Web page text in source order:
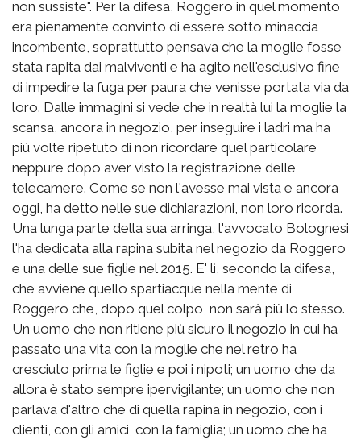
non sussiste". Per la difesa, Roggero in quel momento
era pienamente convinto di essere sotto minaccia
incombente, soprattutto pensava che la moglie fosse
stata rapita dai malviventi e ha agito nell'esclusivo fine
di impedire la fuga per paura che venisse portata via da
loro. Dalle immagini si vede che in realtà lui la moglie la
scansa, ancora in negozio, per inseguire i ladri ma ha
più volte ripetuto di non ricordare quel particolare
neppure dopo aver visto la registrazione delle
telecamere. Come se non l'avesse mai vista e ancora
oggi, ha detto nelle sue dichiarazioni, non loro ricorda.
Una lunga parte della sua arringa, l'avvocato Bolognesi
l'ha dedicata alla rapina subita nel negozio da Roggero
e una delle sue figlie nel 2015. E' lì, secondo la difesa,
che avviene quello spartiacque nella mente di
Roggero che, dopo quel colpo, non sarà più lo stesso.
Un uomo che non ritiene più sicuro il negozio in cui ha
passato una vita con la moglie che nel retro ha
cresciuto prima le figlie e poi i nipoti; un uomo che da
allora è stato sempre ipervigilante; un uomo che non
parlava d'altro che di quella rapina in negozio, con i
clienti, con gli amici, con la famiglia; un uomo che ha